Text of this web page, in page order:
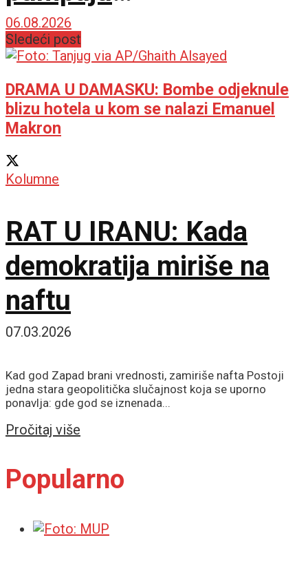
samopouzdanje, a
sakrili prave brojeve
06.08.2026
Sledeći post
DRAMA U DAMASKU: Bombe odjeknule
blizu hotela u kom se nalazi Emanuel
Makron
Kolumne
RAT U IRANU: Kada
demokratija miriše na
naftu
07.03.2026
Kad god Zapad brani vrednosti, zamiriše nafta Postoji
jedna stara geopolitička slučajnost koja se uporno
ponavlja: gde god se iznenada...
Pročitaj više
Popularno